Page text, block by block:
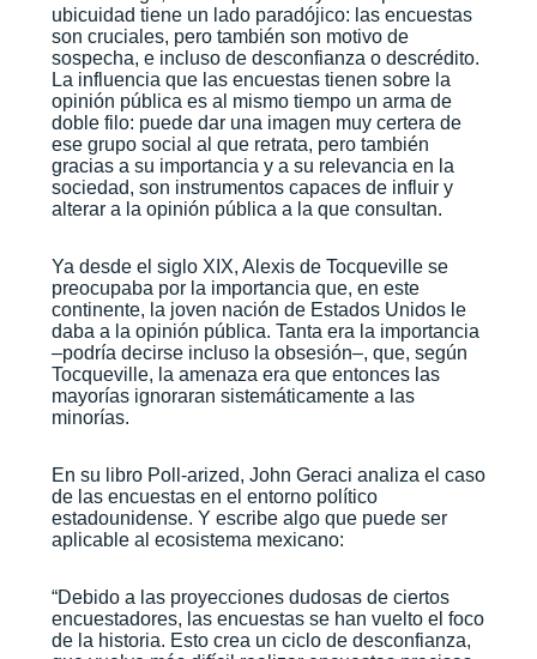
ubicuidad tiene un lado paradójico: las encuestas
son cruciales, pero también son motivo de
sospecha, e incluso de desconfianza o descrédito.
La influencia que las encuestas tienen sobre la
opinión pública es al mismo tiempo un arma de
doble filo: puede dar una imagen muy certera de
ese grupo social al que retrata, pero también
gracias a su importancia y a su relevancia en la
sociedad, son instrumentos capaces de influir y
alterar a la opinión pública a la que consultan.
Ya desde el siglo XIX, Alexis de Tocqueville se
preocupaba por la importancia que, en este
continente, la joven nación de Estados Unidos le
daba a la opinión pública. Tanta era la importancia
–podría decirse incluso la obsesión–, que, según
Tocqueville, la amenaza era que entonces las
mayorías ignoraran sistemáticamente a las
minorías.
En su libro Poll-arized, John Geraci analiza el caso
de las encuestas en el entorno político
estadounidense. Y escribe algo que puede ser
aplicable al ecosistema mexicano:
“Debido a las proyecciones dudosas de ciertos
encuestadores, las encuestas se han vuelto el foco
de la historia. Esto crea un ciclo de desconfianza,